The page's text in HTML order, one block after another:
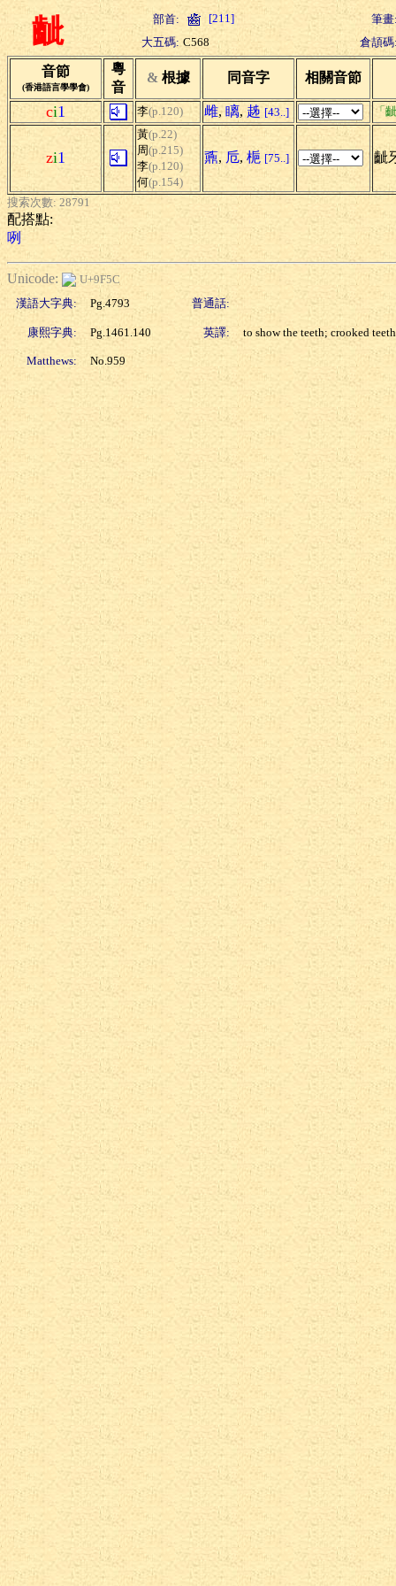
齜 部首: [211]
筆
大五碼: C568 倉頡
音節
(香港語言學學會)
粵
音
& 根據 同音字 相關音節
ci1 李(p.120) 雌, 瞝, 趀 [43..] 「
zi1
黃(p.22)
周(p.215)
李(p.120)
何(p.154)
鼒, 卮, 梔 [75..] 齜
搜索次數: 28791
配搭點:
咧
Unicode:
U+9F5C
漢語大字典:
Pg.4793 普通話:
康熙字典: Pg.1461.140 英譯: to show the teeth; crooked teeth
Matthews: No.959